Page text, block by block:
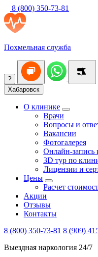
8 (800) 350-73-81
Похмельная служба
?
Хабаровск
О клинике
Врачи
Вопросы и
Вакансии
Фотогалерея
Онлайн-запись
3D тур по
Лицензии и
Цены
Расчет
Акции
Отзывы
Контакты
8 (800) 350-73-81 8 (909)
Выездная наркология 24/7